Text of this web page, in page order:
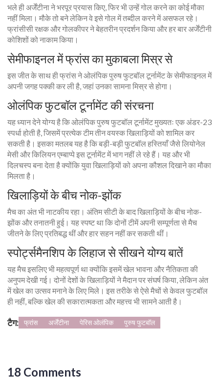
भले ही अर्जेंटीना ने भरपूर प्रयास किए, फिर भी उन्हें गोल करने का कोई मौका
नहीं मिला। मौके तो बने लेकिन वे इसे गोल में तब्दील करने में असफल रहे।
फ्रांसीसी रक्षक और गोलकीपर ने बेहतरीन प्रदर्शन किया और हर बार अर्जेंटीनी
कोशिशों को नाकाम किया।
सेमीफाइनल में फ्रांस का मुकाबला मिस्र से
इस जीत के साथ ही फ्रांस ने ओलंपिक पुरुष फुटबॉल टूर्नामेंट के सेमीफाइनल में
अपनी जगह पक्की कर ली है, जहां उनका सामना मिस्र से होगा।
ओलंपिक फुटबॉल टूर्नामेंट की संरचना
यह ध्यान देने योग्य है कि ओलंपिक पुरुष फुटबॉल टूर्नामेंट मुख्यतः एक अंडर-23
स्पर्धा होती है, जिसमें प्रत्येक टीम तीन वयस्क खिलाड़ियों को शामिल कर
सकती है। इसका मतलब यह है कि बड़ी-बड़ी फुटबॉल हस्तियाँ जैसे लियोनेल
मेसी और किलियन एम्बाप्पे इस टूर्नामेंट में भाग नहीं ले रहे हैं। यह और भी
दिलचस्प बना देता है क्योंकि युवा खिलाड़ियों को अपना कौशल दिखाने का मौका
मिलता है।
खिलाड़ियों के बीच नोक-झोंक
मैच का अंत भी नाटकीय रहा। अंतिम सीटी के बाद खिलाड़ियों के बीच नोक-
झोंक और तनातनी हुई। यह स्पष्ट था कि दोनों टीमें अपनी सम्पूर्णता से मैच
जीतने के लिए प्रतिबद्ध थीं और हार सहन नहीं कर सकती थीं।
स्पोर्ट्समैनशिप के लिहाज से सीखने योग्य बातें
यह मैच इसलिए भी महत्वपूर्ण था क्योंकि इसमें खेल भावना और नैतिकता की
अनुपम देखी गई। दोनों देशों के खिलाड़ियों ने मैदान पर संघर्ष किया, लेकिन अंत
में खेल का उत्सव मनाने के लिए मिले। इस तरीके से ऐसे मैचों से केवल फुटबॉल
ही नहीं, बल्कि खेल की सकारात्मकता और महत्त्व भी सामने आती है।
टैग: फ्रांस अर्जेंटीना पेरिस ओलंपिक पुरुष फुटबॉल
18 Comments